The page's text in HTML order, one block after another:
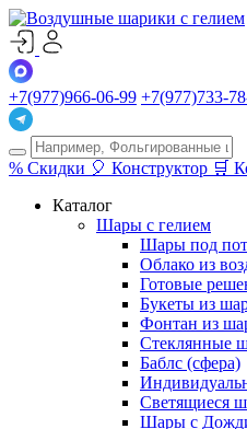
+7(977)966-06-99 +7(977)733-
% Скидки 🎈 Конструктор 🛒
Каталог
Шары с гелием
Шары под
Облако из
Готовые
Букеты из
Фонтан из
Стеклянные
Баблс (сфера)
Светящиеся
Шары с